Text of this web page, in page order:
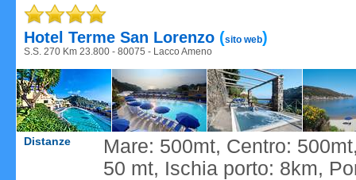
Hotel Terme San Lorenzo (sito web)
S.S. 270 Km 23.800 - 80075 - Lacco Ameno
Distanze
Mare: 500mt, Centro:
50 mt, Ischia porto: 8km,